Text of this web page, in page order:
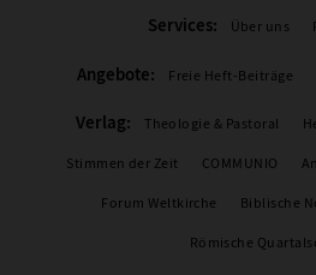
Services: Über uns
Angebote: Freie Heft-Beiträge
Verlag: Theologie & Pastoral
Stimmen der Zeit COMMUNIO
Forum Weltkirche Biblische
Römische